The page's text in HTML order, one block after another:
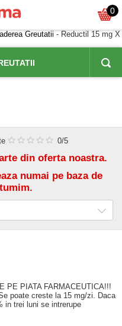
0
Greutatii - Reductil 15 mg X
0/5
din oferta noastra.
numai pe baza de
PE PIATA FARMACEUTICA!!!
poate creste la 15 mg/zi. Daca
in trei luni se intrerupe